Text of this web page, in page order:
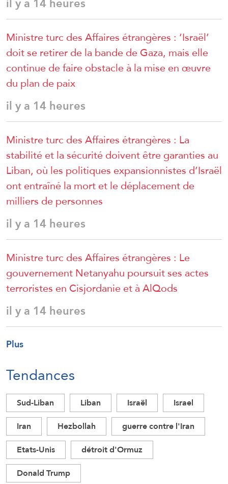
Ministre turc des Affaires étrangères : ‘Israël’
doit se retirer de la bande de Gaza, mais elle
continue de faire obstacle à la mise en œuvre
du plan de paix
il y a 14 heures
Ministre turc des Affaires étrangères : La
stabilité et la sécurité doivent être garanties au
Liban, où les politiques expansionnistes d’Israël
ont entraîné la mort et le déplacement de
milliers de personnes
il y a 14 heures
Ministre turc des Affaires étrangères : Le
gouvernement Netanyahu poursuit ses actes
terroristes en Cisjordanie et à AlQods
il y a 14 heures
Plus
Tendances
Sud-Liban Liban Israël
Israel
Iran
Hezbollah
guerre contre l'Iran
Etats-Unis
détroit d'Ormuz
Donald Trump